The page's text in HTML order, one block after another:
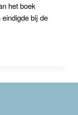
het boek
eindigde bij de